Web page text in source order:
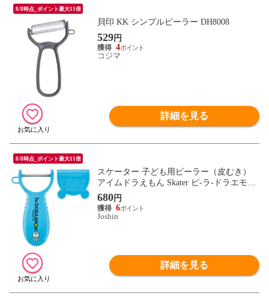
8/8時点_ポイント最大11倍
貝印 KK シンプルピーラー DH8008
529円
4
コジマ
詳細を見る
8/8時点_ポイント最大11倍
スケーター 子ども用ピーラー（皮むき）
アイムドラえもん Skater ピ-ラ-ドラエモン
【返品種別A】
680円
6
Joshin
詳細を見る